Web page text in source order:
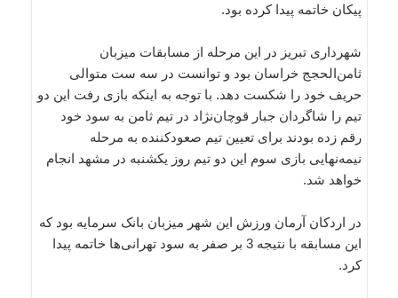
پیکان خاتمه پیدا کرده بود.
شهرداری تبریز در این مرحله از مسابقات میزبان
ثامن‌الحجج خراسان بود و توانست در سه ست متوالی
حریف خود را شکست دهد. با توجه به اینکه بازی رفت این دو
تیم را شاگردان جبار قوچان‌نژاد در تیم ثامن به سود خود
رقم زده بودند برای تعیین تیم صعودکننده به مرحله
نیمه‌نهایی بازی سوم این دو تیم روز یکشنبه در مشهد انجام
خواهد شد.
در اردکان آرمان ورزش این شهر میزبان بانک سرمایه بود که
این مسابقه با نتیجه 3 بر صفر به سود تهرانی‌ها خاتمه پیدا
کرد.